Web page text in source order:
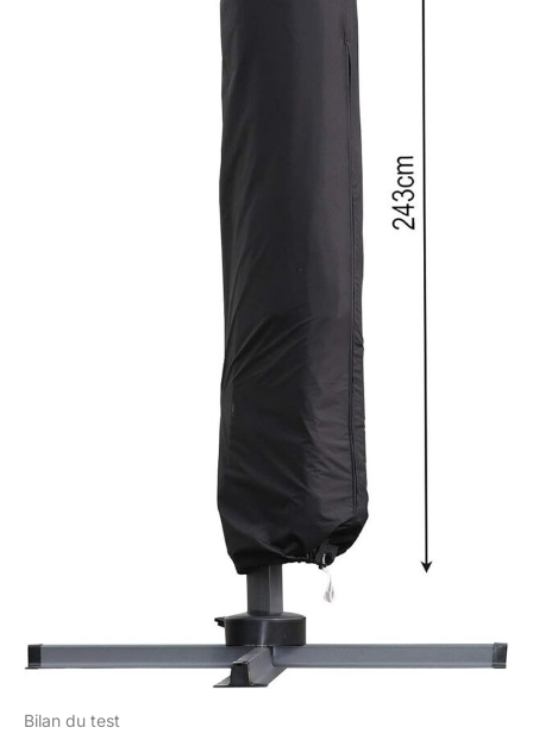
Bilan du test